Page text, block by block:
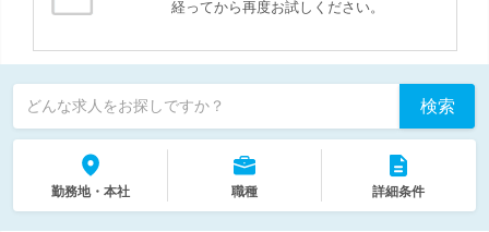
経ってから再度お試しください。
どんな求人をお探しですか？ 検索
勤務地・本社 職種 詳細条件